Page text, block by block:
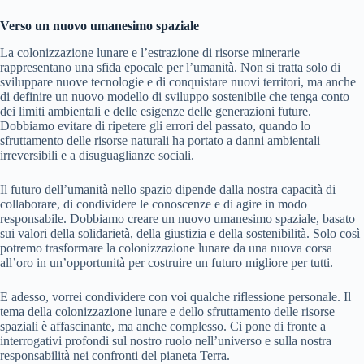
Verso un nuovo umanesimo spaziale
La colonizzazione lunare e l’estrazione di risorse minerarie
rappresentano una sfida epocale per l’umanità. Non si tratta solo di
sviluppare nuove tecnologie e di conquistare nuovi territori, ma anche
di definire un nuovo modello di sviluppo sostenibile che tenga conto
dei limiti ambientali e delle esigenze delle generazioni future.
Dobbiamo evitare di ripetere gli errori del passato, quando lo
sfruttamento delle risorse naturali ha portato a danni ambientali
irreversibili e a disuguaglianze sociali.
Il futuro dell’umanità nello spazio dipende dalla nostra capacità di
collaborare, di condividere le conoscenze e di agire in modo
responsabile. Dobbiamo creare un nuovo umanesimo spaziale, basato
sui valori della solidarietà, della giustizia e della sostenibilità. Solo così
potremo trasformare la colonizzazione lunare da una nuova corsa
all’oro in un’opportunità per costruire un futuro migliore per tutti.
E adesso, vorrei condividere con voi qualche riflessione personale. Il
tema della colonizzazione lunare e dello sfruttamento delle risorse
spaziali è affascinante, ma anche complesso. Ci pone di fronte a
interrogativi profondi sul nostro ruolo nell’universo e sulla nostra
responsabilità nei confronti del pianeta Terra.